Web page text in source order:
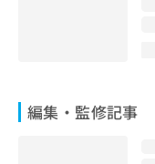
編集・監修記事